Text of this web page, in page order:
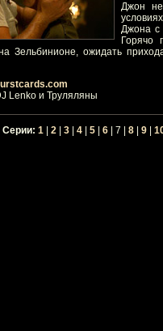
Джон не
Джона с
Горячо
Зельбинионе, ожидать
Lenko и Труляляны
Серии: 1| 2| 3| 4| 5| 6| 7 | 8| 9|